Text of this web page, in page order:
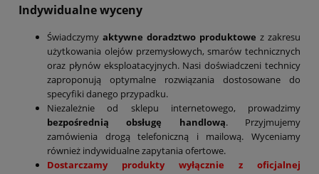
Indywidualne wyceny
Świadczymy aktywne doradztwo produktowe z zakresu
użytkowania olejów przemysłowych, smarów technicznych
oraz płynów eksploatacyjnych. Nasi doświadczeni technicy
zaproponują optymalne rozwiązania dostosowane do
specyfiki danego przypadku.
Niezależnie od sklepu internetowego, prowadzimy
bezpośrednią obsługę handlową. Przyjmujemy
zamówienia drogą telefoniczną i mailową. Wyceniamy
również indywidualne zapytania ofertowe.
Dostarczamy produkty wyłącznie z oficjalnej